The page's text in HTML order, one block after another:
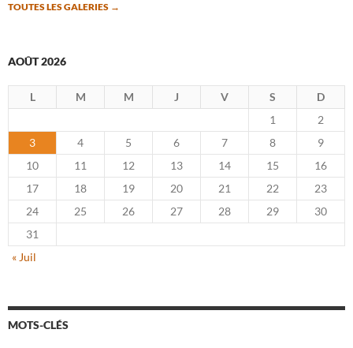
TOUTES LES GALERIES →
AOÛT 2026
L M M J V S
D
1
2
3
4 5 6 7 8
9
10
11 12 13 14 15
16
17
18 19 20 21 22
23
24
25 26 27 28 29
30
31
« Juil
MOTS-CLÉS